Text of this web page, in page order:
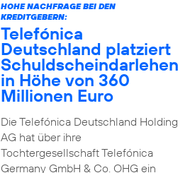
HOHE NACHFRAGE BEI DEN
KREDITGEBERN:
Telefónica
Deutschland platziert
Schuldscheindarlehen
in Höhe von 360
Millionen Euro
Die Telefónica Deutschland Holding
AG hat über ihre
Tochtergesellschaft Telefónica
Germany GmbH & Co. OHG ein